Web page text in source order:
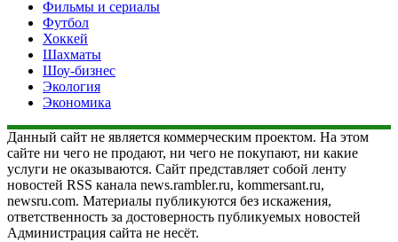
Фильмы и сериалы
Футбол
Хоккей
Шахматы
Шоу-бизнес
Экология
Экономика
Данный сайт не является коммерческим проектом. На этом
сайте ни чего не продают, ни чего не покупают, ни какие
услуги не оказываются. Сайт представляет собой ленту
новостей RSS канала news.rambler.ru, kommersant.ru,
newsru.com. Материалы публикуются без искажения,
ответственность за достоверность публикуемых новостей
Администрация сайта не несёт.